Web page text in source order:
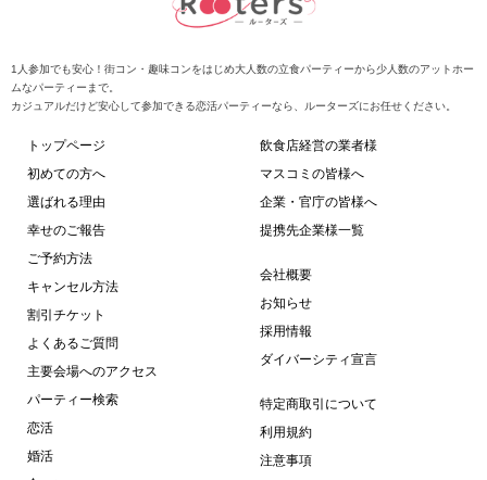
1人参加でも安心！街コン・趣味コンをはじめ大人数の立食パーティーから少人数のアットホー
ムなパーティーまで。
カジュアルだけど安心して参加できる恋活パーティーなら、ルーターズにお任せください。
トップページ
初めての方へ
選ばれる理由
幸せのご報告
ご予約方法
キャンセル方法
割引チケット
よくあるご質問
主要会場へのアクセス
パーティー検索
恋活
婚活
飲食店経営の業者様
マスコミの皆様へ
企業・官庁の皆様へ
提携先企業様一覧
会社概要
お知らせ
採用情報
ダイバーシティ宣言
特定商取引について
利用規約
注意事項